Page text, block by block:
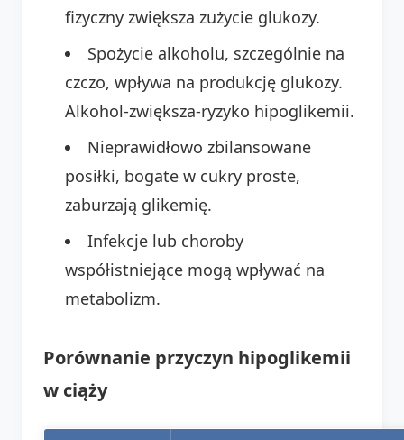
fizyczny zwiększa zużycie glukozy.
Spożycie alkoholu, szczególnie na
czczo, wpływa na produkcję glukozy.
Alkohol-zwiększa-ryzyko hipoglikemii.
Nieprawidłowo zbilansowane
posiłki, bogate w cukry proste,
zaburzają glikemię.
Infekcje lub choroby
współistniejące mogą wpływać na
metabolizm.
Porównanie przyczyn hipoglikemii
w ciąży